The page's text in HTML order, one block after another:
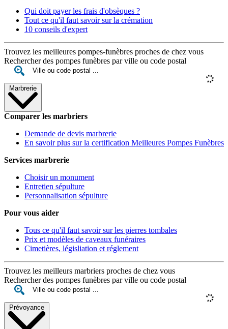
Qui doit payer les frais d'obsèques ?
Tout ce qu'il faut savoir sur la crémation
10 conseils d'expert
Trouvez les meilleures pompes-funèbres proches de chez vous
Rechercher des pompes funèbres par ville ou code postal
Marbrerie
Comparer les marbriers
Demande de devis marbrerie
En savoir plus sur la certification Meilleures Pompes Funèbres
Services marbrerie
Choisir un monument
Entretien sépulture
Personnalisation sépulture
Pour vous aider
Tous ce qu'il faut savoir sur les pierres tombales
Prix et modèles de caveaux funéraires
Cimetières, législiation et réglement
Trouvez les meilleurs marbriers proches de chez vous
Rechercher des pompes funèbres par ville ou code postal
Prévoyance